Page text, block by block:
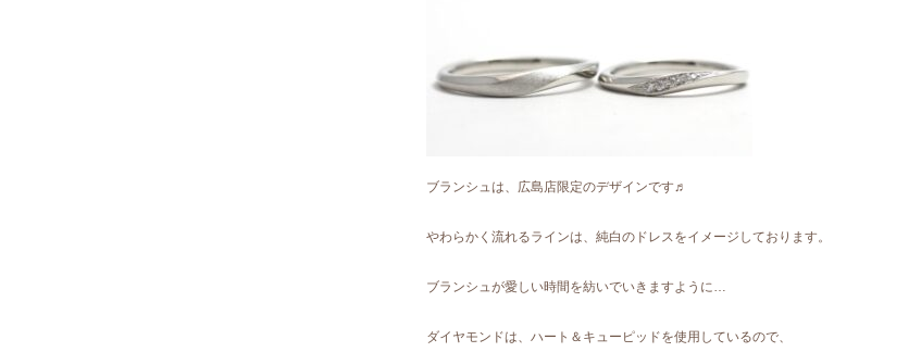
ブランシュは、広島店限定のデザインです♬
やわらかく流れるラインは、純白のドレスをイメージしております。
ブランシュが愛しい時間を紡いでいきますように…
ダイヤモンドは、ハート＆キューピッドを使用しているので、